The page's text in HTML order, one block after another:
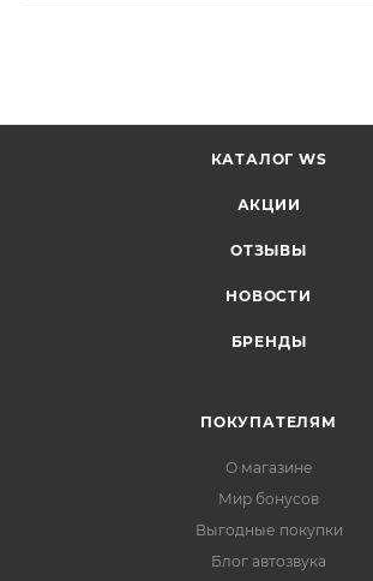
КАТАЛОГ WS
АКЦИИ
ОТЗЫВЫ
НОВОСТИ
БРЕНДЫ
ПОКУПАТЕЛЯМ
О магазине
Мир бонусов
Выгодные покупки
Блог автозвука